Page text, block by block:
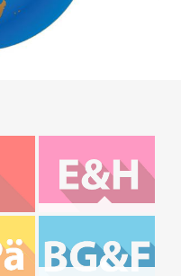
Ernährung und